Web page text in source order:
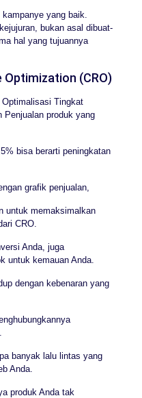
yang baik.
bukan asal dibuat-
hal yang tujuannya
(CRO)
Tingkat
Penjualan produk yang
bisa berarti peningkatan
grafik penjualan,
untuk memaksimalkan
CRO.
Anda, juga
untuk kemauan Anda.
dengan kebenaran yang
banyak lalu lintas yang
Anda.
produk Anda tak